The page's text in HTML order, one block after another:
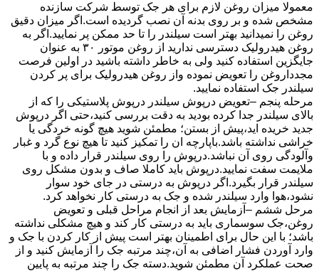
معمولا میزان روغن لازم برای هر جک توسط شرکت سازنده
مشخص شده و بر روی بدنه آن نصب گردیده است.اگر میزان دقیق
روغن را نمیدانید بهتر است سیلندر را تا حد ممکن پر نمایید.اگر به
روغن هیدرولیک دسترسی ندارید از روغن موتور ۳۰ به عنوان
جایگزین استفاده کنید ولی به خاطر داشته باشید در اولین فرصت
مجدداروغن را تعویض نموده واز روغن هیدرولیک برای پر کردن
سیلندر جک استفاده نمایید.
مرحله پنجم –تعویض درپوش سیلندر درپوش پلاستیکی را که از
بالای سیلندر جدا کرده بودید به دقت بررسی کنید،حتی اگر درپوش
جدید خریده اید،پیش از بستن؛ مطمئن شوید هیچ گونه خردگی یا
خراشی نداشته باشد.باپارچه ان را تمکیز کنید تا هیچ نوع گرد و غبار
وآلودگی روی آن نباشد.درپوش را روی سیلندر قرار داده و با
ملایمت سفت نمایید.درپوش باید کاملا صاف و بدون مشکل روی
سیلندر قرار بگیرد.اگر درپوش به درستی در جای خود سوار
نشود،هوا وارد سیلندر شده و جک به درستی کار نخواهد کرد.
مرحل ششم –آزمایش بعد از انجام مراحل قبلی و تعویض
روغن،جک سوسماری باید به درستی کار کند و هیچ مشکلی نداشته
باشد؛ با این حال برای اطمینان بهتر است پیش از کار کردن با جک و
وارد آوردن فشار اضافی به آن،چند مرتبه جک را آزمایش کنید و از
صحت عملکرد آن مطمئن شوید.دسته جک را چند مرتبه به پایین